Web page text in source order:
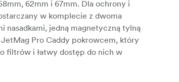
62mm i 67mm. Dla ochrony i
w komplecie z dwoma
nasadkami, jedną magnetyczną tylną
Pro Caddy pokrowcem, który
filtrów i łatwy dostęp do nich w